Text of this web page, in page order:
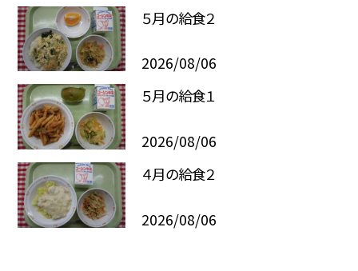
５月の給食２
2026/08/06
５月の給食１
2026/08/06
４月の給食２
2026/08/06